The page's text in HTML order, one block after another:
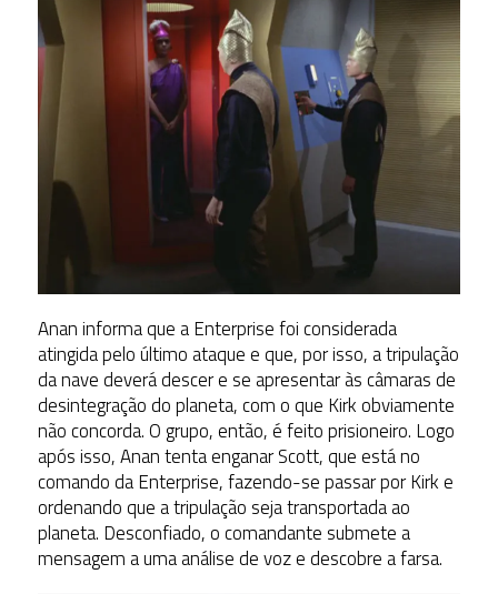
Anan informa que a Enterprise foi considerada
atingida pelo último ataque e que, por isso, a tripulação
da nave deverá descer e se apresentar às câmaras de
desintegração do planeta, com o que Kirk obviamente
não concorda. O grupo, então, é feito prisioneiro. Logo
após isso, Anan tenta enganar Scott, que está no
comando da Enterprise, fazendo-se passar por Kirk e
ordenando que a tripulação seja transportada ao
planeta. Desconfiado, o comandante submete a
mensagem a uma análise de voz e descobre a farsa.